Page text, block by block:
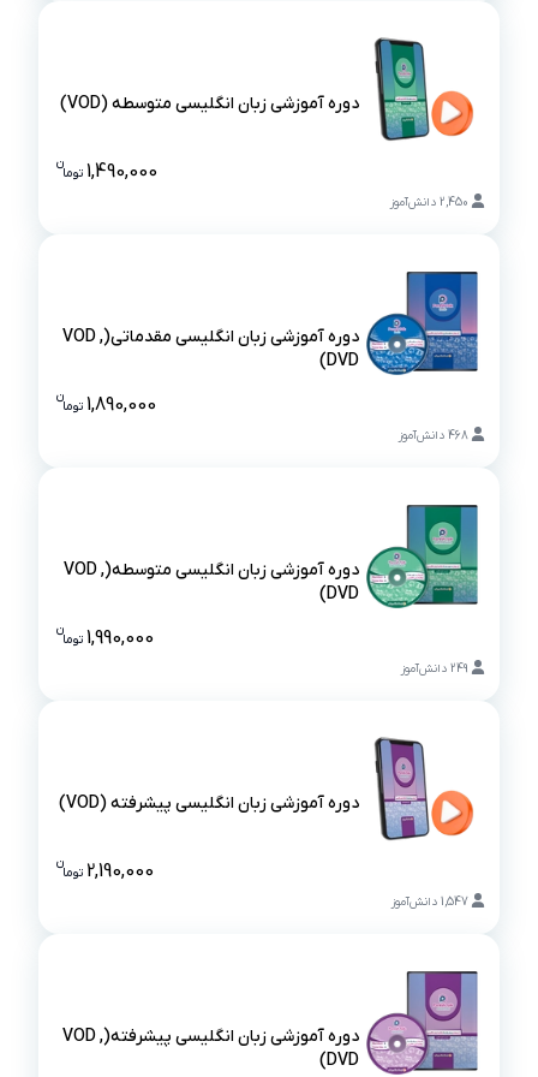
2,450 دانش‌آموز
دوره آموزشی زبان انگلیسی متوسطه (VOD)
دوره آموزشی زبان انگلیسی متوسطه (VOD)
1,490,000 توما
ن
468 دانش‌آموز
دوره آموزشی زبان انگلیسی مقدماتی(VOD , DVD)
دوره آموزشی زبان انگلیسی مقدماتی(VOD ,
DVD)
1,890,000 توما
ن
249 دانش‌آموز
دوره آموزشی زبان انگلیسی متوسطه(VOD , DVD)
دوره آموزشی زبان انگلیسی متوسطه(VOD ,
DVD)
1,990,000 توما
ن
1,547 دانش‌آموز
دوره آموزشی زبان انگلیسی پیشرفته (VOD)
دوره آموزشی زبان انگلیسی پیشرفته (VOD)
2,190,000 توما
ن
دوره آموزشی زبان انگلیسی پیشرفته(VOD ,
DVD)